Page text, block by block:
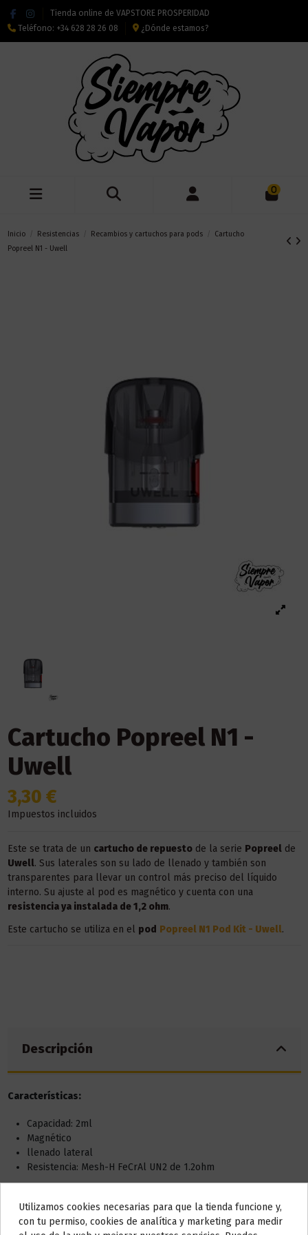
Tienda online de VAPSTORE PROSPERIDAD
Teléfono: +34 628 28 26 08 ¿Dónde estamos?
0
Inicio Resistencias Recambios y cartuchos para pods
Cartucho
Popreel N1 - Uwell
Cartucho Popreel N1 -
Uwell
3,30 €
Impuestos incluidos
Este se trata de un cartucho de repuestode la serie Popreelde
Uwell. Sus laterales son su lado de llenado y también son
transparentes para llevar un control más preciso del líquido
interno. Su ajuste al pod es magnético y cuenta con una
resistencia ya instalada de 1,2 ohm.
Este cartucho se utiliza en el pod Popreel N1 Pod Kit - Uwell.
Descripción
Características:
Capacidad: 2ml
Magnético
llenado lateral
Resistencia: Mesh-H FeCrAl UN2 de 1.2ohm
Detalles del producto Do not show again.
Utilizamos cookies necesarias para que la tienda funcione y,
con tu permiso, cookies de analítica y marketing para medir